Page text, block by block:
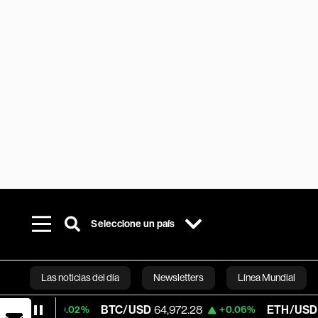
Seleccione un país
Las noticias del día Newsletters Línea Mundial
Bloomberg
BTC/USD 64,972.28 +0.06% ETH/USD 1,920.043